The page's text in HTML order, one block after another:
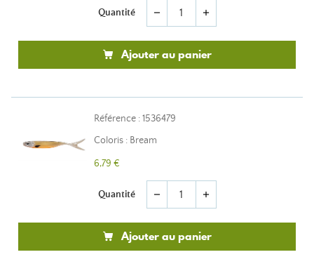
Quantité remove add
Ajouter au panier
Référence : 1536479
Coloris : Bream
6,79 €
Quantité remove add
Ajouter au panier